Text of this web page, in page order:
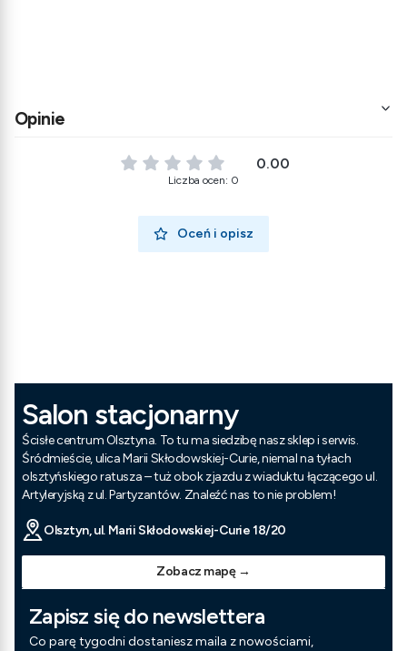
Opinie
0.00
Liczba ocen: 0
Oceń i opisz
Salon stacjonarny
Ścisłe centrum Olsztyna. To tu ma siedzibę nasz sklep i serwis.
Śródmieście, ulica Marii Skłodowskiej-Curie, niemal na tyłach
olsztyńskiego ratusza – tuż obok zjazdu z wiaduktu łączącego ul.
Artyleryjską z ul. Partyzantów. Znaleźć nas to nie problem!
Olsztyn, ul. Marii Skłodowskiej-Curie 18/20
Zobacz mapę →
Zapisz się do newslettera
Co parę tygodni dostaniesz maila z nowościami,